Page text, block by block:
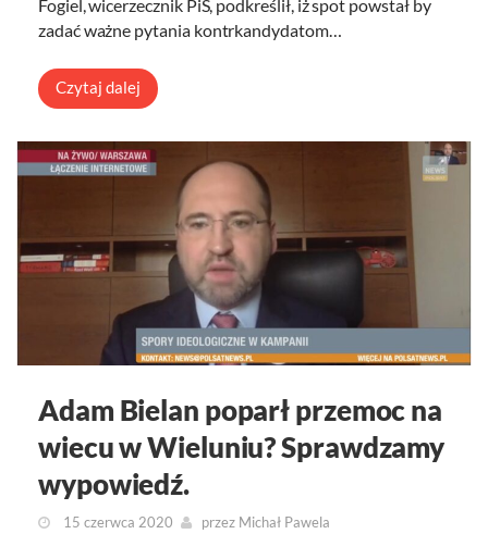
Fogiel, wicerzecznik PiS, podkreślił, iż spot powstał by
zadać ważne pytania kontrkandydatom…
Czytaj dalej
Adam Bielan poparł przemoc na
wiecu w Wieluniu? Sprawdzamy
wypowiedź.
15 czerwca 2020 przez Michał Pawela